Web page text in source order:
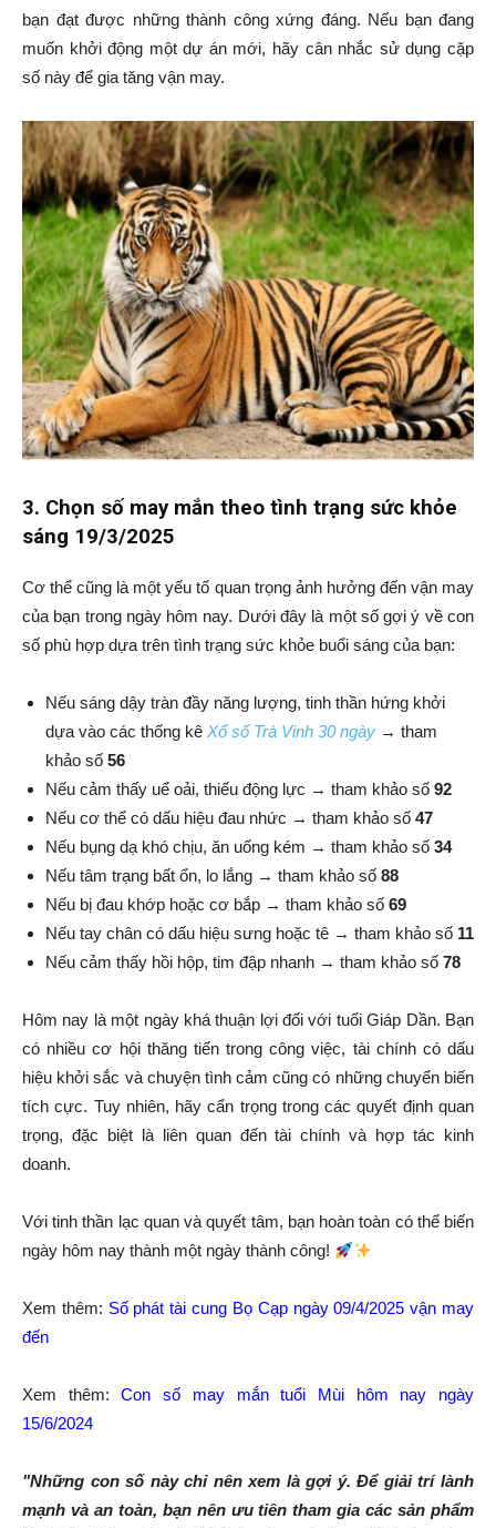
bạn đạt được những thành công xứng đáng. Nếu bạn đang
muốn khởi động một dự án mới, hãy cân nhắc sử dụng cặp
số này để gia tăng vận may.
3. Chọn số may mắn theo tình trạng sức khỏe
sáng 19/3/2025
Cơ thể cũng là một yếu tố quan trọng ảnh hưởng đến vận may
của bạn trong ngày hôm nay. Dưới đây là một số gợi ý về con
số phù hợp dựa trên tình trạng sức khỏe buổi sáng của bạn:
Nếu sáng dậy tràn đầy năng lượng, tinh thần hứng khởi
dựa vào các thống kê Xổ số Trà Vinh 30 ngày → tham
khảo số 56
Nếu cảm thấy uể oải, thiếu động lực → tham khảo số 92
Nếu cơ thể có dấu hiệu đau nhức → tham khảo số 47
Nếu bụng dạ khó chịu, ăn uống kém → tham khảo số 34
Nếu tâm trạng bất ổn, lo lắng → tham khảo số 88
Nếu bị đau khớp hoặc cơ bắp → tham khảo số 69
Nếu tay chân có dấu hiệu sưng hoặc tê → tham khảo số 11
Nếu cảm thấy hồi hộp, tim đập nhanh → tham khảo số 78
Hôm nay là một ngày khá thuận lợi đối với tuổi Giáp Dần. Bạn
có nhiều cơ hội thăng tiến trong công việc, tài chính có dấu
hiệu khởi sắc và chuyện tình cảm cũng có những chuyển biến
tích cực. Tuy nhiên, hãy cẩn trọng trong các quyết định quan
trọng, đặc biệt là liên quan đến tài chính và hợp tác kinh
doanh.
Với tinh thần lạc quan và quyết tâm, bạn hoàn toàn có thể biến
ngày hôm nay thành một ngày thành công!
Xem thêm: Số phát tài cung Bọ Cạp ngày 09/4/2025 vận may
đến
Xem thêm:Con số may mắn tuổi Mùi hôm nay ngày
15/6/2024
"Những con số này chỉ nên xem là gợi ý. Để giải trí lành
mạnh và an toàn, bạn nên ưu tiên tham gia các sản phẩm